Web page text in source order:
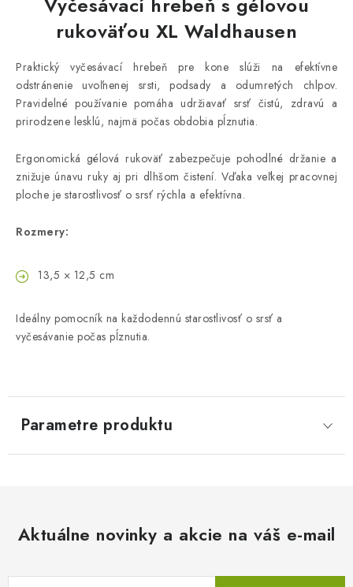
rukoväťou XL Waldhausen
Praktický vyčesávací hrebeň pre kone slúži na efektívne
odstránenie uvoľnenej srsti, podsady a odumretých chlpov.
Pravidelné používanie pomáha udržiavať srsť čistú, zdravú a
prirodzene lesklú, najmä počas obdobia pĺznutia.
Ergonomická gélová rukoväť zabezpečuje pohodlné držanie a
znižuje únavu ruky aj pri dlhšom čistení. Vďaka veľkej pracovnej
ploche je starostlivosť o srsť rýchla a efektívna.
Rozmery:
13,5 × 12,5 cm
Ideálny pomocník na každodennú starostlivosť o srsť a
vyčesávanie počas pĺznutia.
Parametre produktu
Aktuálne novinky a akcie na váš e-mail